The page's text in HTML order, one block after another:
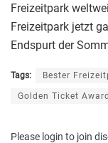
Freizeitpark
Freizeitpark jetzt
Endspurt der
Tags: Bester
Golden Ticket Award
Please login to join